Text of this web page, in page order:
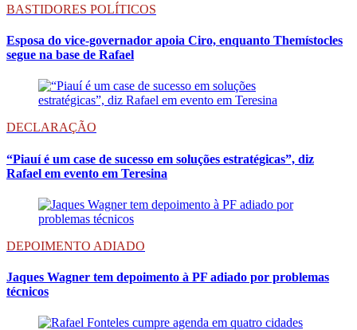
BASTIDORES POLÍTICOS
Esposa do vice-governador apoia Ciro, enquanto Themístocles
segue na base de Rafael
DECLARAÇÃO
“Piauí é um case de sucesso em soluções estratégicas”, diz
Rafael em evento em Teresina
DEPOIMENTO ADIADO
Jaques Wagner tem depoimento à PF adiado por problemas
técnicos